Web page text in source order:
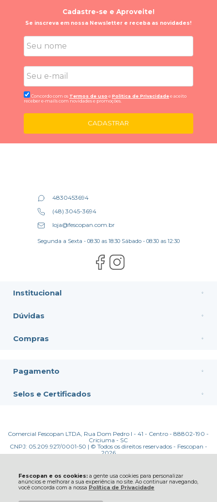
Fescopan e os cookies:a gente usa cookies para personalizar
anúncios e melhorar a sua experiência no site. Ao continuar navegando,
você concorda com a nossa Política de Privacidade
Cadastre-se e Aproveite!
Se inscreva em nossa Newsletter e receba as novidades!
Concordo com os Termos de uso ePolitica de Privacidadee aceito
receber e-mails com novidades e promoções.
CADASTRAR
Institucional
Dúvidas
Compras
4830453694
(48) 3045-3694
loja@fescopan.com.br
Segunda a Sexta - 08:30 as 18:30 Sábado - 08:30 as 12:30
Pagamento
Selos e Certificados
Comercial Fescopan LTDA, Rua Dom Pedro I - 41 - Centro - 88802-190 -
Criciuma - SC
CNPJ: 05.209.927/0001-50 | © Todos os direitos reservados - Fescopan -
2026